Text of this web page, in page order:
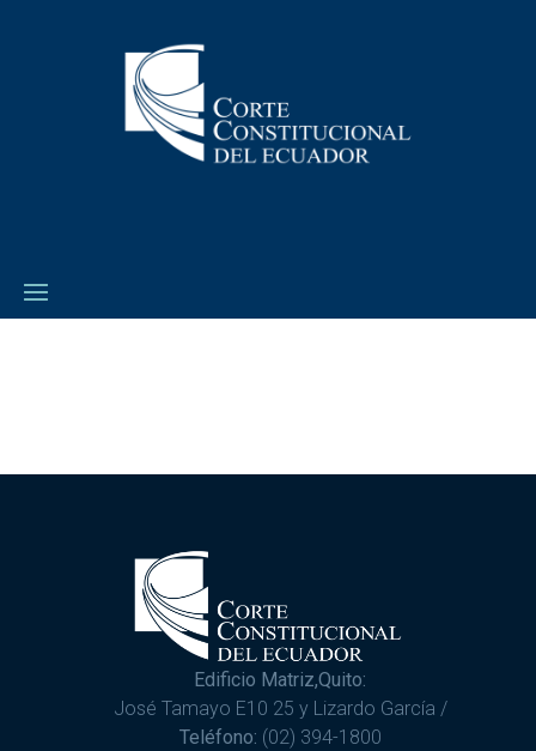
Edificio Matriz,Quito:
José Tamayo E10 25 y Lizardo García /
Teléfono: (02) 394-1800